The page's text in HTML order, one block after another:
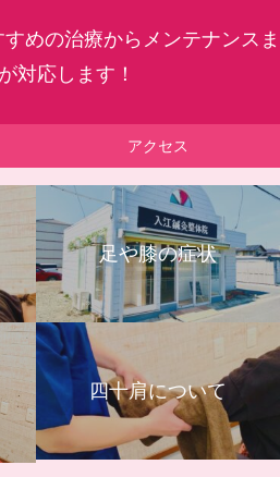
めの治療からメンテナンスま
対応します！
アクセス
足や膝の症状
四十肩について